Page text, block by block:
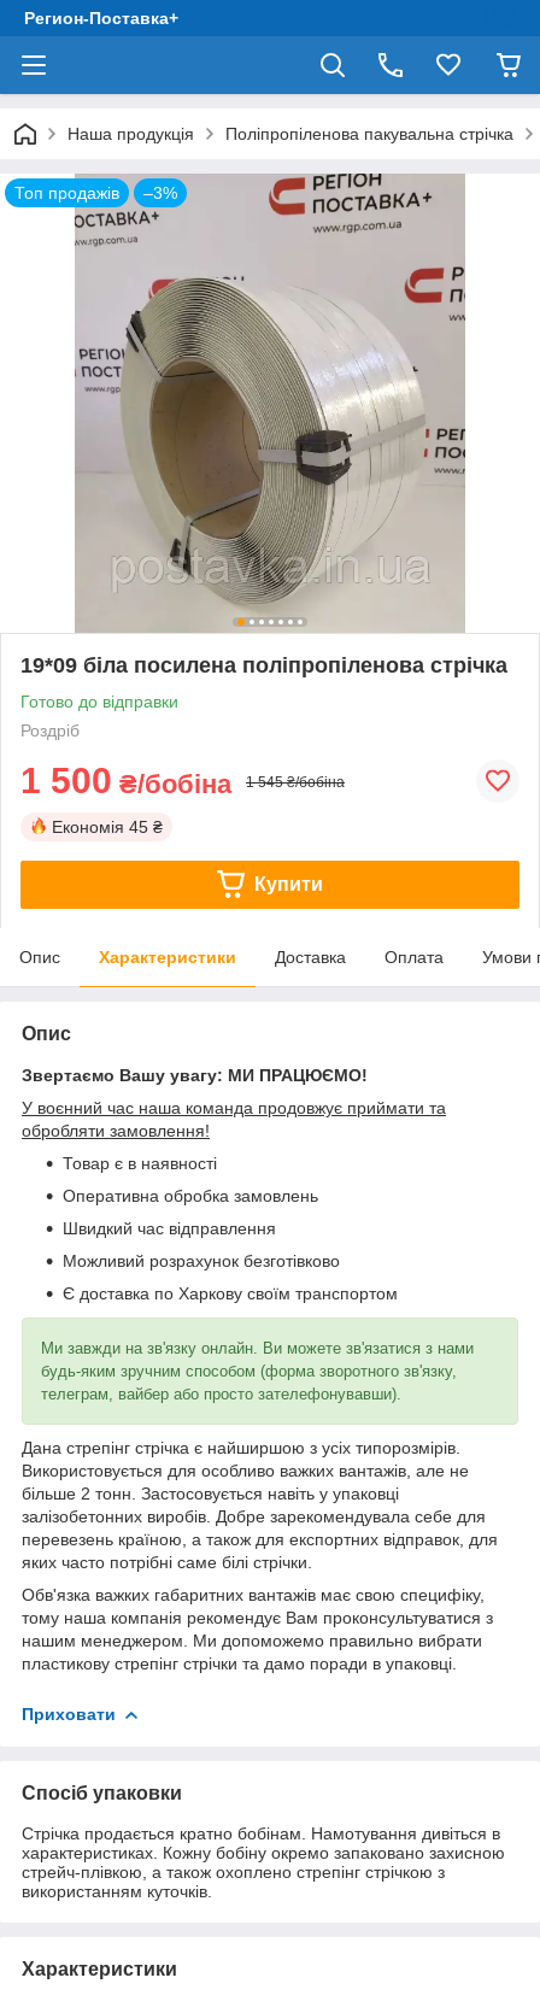
Регион-Поставка+
Наша продукція Поліпропіленова пакувальна стрічка
Топ продажів –3%
19*09 біла посилена поліпропіленова стрічка
Готово до відправки
Роздріб
1 500 ₴/бобіна 1 545 ₴/бобіна
Економія 45 ₴
Купити
Опис Характеристики Доставка Оплата Умови
Опис
Звертаємо Вашу увагу: МИ ПРАЦЮЄМО!
У воєнний час наша команда продовжує приймати та
обробляти замовлення!
Товар є в наявності
Оперативна обробка замовлень
Швидкий час відправлення
Можливий розрахунок безготівково
Є доставка по Харкову своїм транспортом
Ми завжди на зв'язку онлайн. Ви можете зв'язатися з нами
будь-яким зручним способом (форма зворотного зв'язку,
телеграм, вайбер або просто зателефонувавши).
Дана стрепінг стрічка є найширшою з усіх типорозмірів.
Використовується для особливо важких вантажів, але не
більше 2 тонн. Застосовується навіть у упаковці
залізобетонних виробів. Добре зарекомендувала себе для
перевезень країною, а також для експортних відправок, для
яких часто потрібні саме білі стрічки.
Обв'язка важких габаритних вантажів має свою специфіку,
тому наша компанія рекомендує Вам проконсультуватися з
нашим менеджером. Ми допоможемо правильно вибрати
пластикову стрепінг стрічки та дамо поради в упаковці.
Приховати
Спосіб упаковки
Стрічка продається кратно бобінам. Намотування дивіться в
характеристиках. Кожну бобіну окремо запаковано захисною
стрейч-плівкою, а також охоплено стрепінг стрічкою з
використанням куточків.
Характеристики